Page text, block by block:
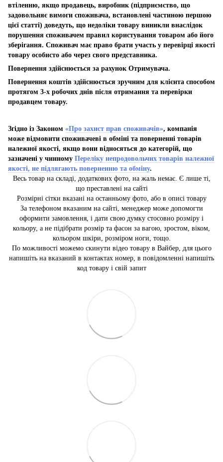
втіленню, якщо продавець, виробник (підприємство, що
задовольняє вимоги споживача, встановлені частиною першою
цієї статті) доведуть, що недоліки товару виникли внаслідок
порушення споживачем правил користування товаром або його
зберігання. Споживач має право брати участь у перевірці якості
товару особисто або через свого представника.
Повернення здійснюється за рахунок Отримувача.
Повернення коштів здійснюється зручним для клієнта способом
протягом 3-х робочих днів після отримання та перевірки
продавцем товару.
Згідно із Законом «Про захист прав споживачів», компанія
може відмовити споживачеві в обміні та поверненні товарів
належної якості, якщо вони відносяться до категорій, що
зазначені у чинному Переліку непродовольчих товарів належної
якості, не підлягають поверненню та обміну.
Весь товар на складі, додаткових фото, на жаль немає. Є лише ті,
що преставлені на сайті
Розмірні сітки вказані на останньому фото, або в описі товару
За телефоном вказаним на сайті, менеджер може допомогти
оформити замовлення, і дати свою думку стосовно розміру і
кольору, а не підібрати розмір та фасон за вагою, зростом, віком,
кольором шкіри, розміром ноги, тощо.
По можливості можемо скинути відео товару в Вайбер, для цього
напишіть на вказаний в контактах номер, в повідомленні напишіть
код товару і свій запит